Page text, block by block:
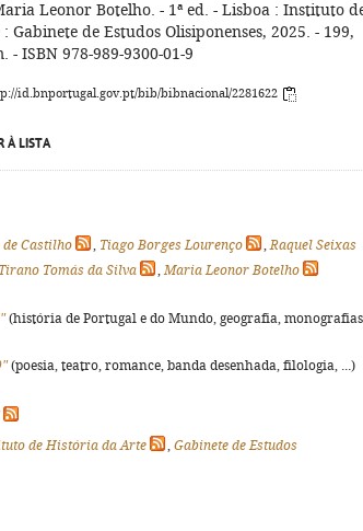
Leonor Botelho. - 1ª ed. - Lisboa : Instituto
Gabinete de Estudos Olisiponenses, 2025. - 199,
- ISBN 978-989-9300-01-9
id.bnportugal.gov.pt/bib/bibnacional/2281622
À LISTA
de Castilho , Tiago Borges Lourenço ,Raquel Seixas
Tomás da Silva ,Maria Leonor Botelho
(história de Portugal e do Mundo, geografia, monografias
(poesia, teatro, romance, banda desenhada, filologia, ...)
de História da Arte , Gabinete de Estudos